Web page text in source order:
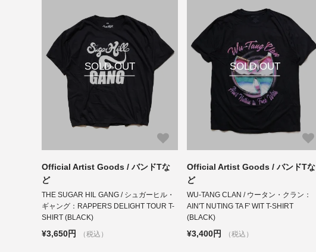
SOLD OUT
Official Artist Goods / バンドTな
ど
THE SUGAR HIL GANG / シュガーヒル・
ギャング：RAPPERS DELIGHT TOUR T-
SHIRT (BLACK)
¥3,650円 （税込）
SOLD OUT
Official Artist Goods / バンドTな
ど
WU-TANG CLAN / ウータン・クラン：
AIN'T NUTING TA F' WIT T-SHIRT
(BLACK)
¥3,400円 （税込）